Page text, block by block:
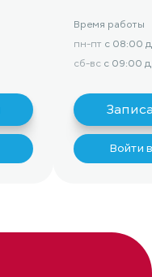
Время работы
пн-пт с 08:00
сб-вс с 09:00
Войти